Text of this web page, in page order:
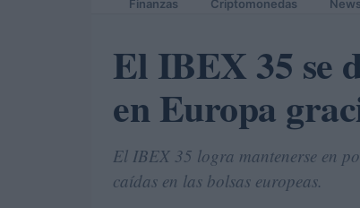
Finanzas Criptomonedas News
El IBEX 35 se
en Europa
El IBEX 35 logra mantenerse en
caídas en las bolsas europeas.